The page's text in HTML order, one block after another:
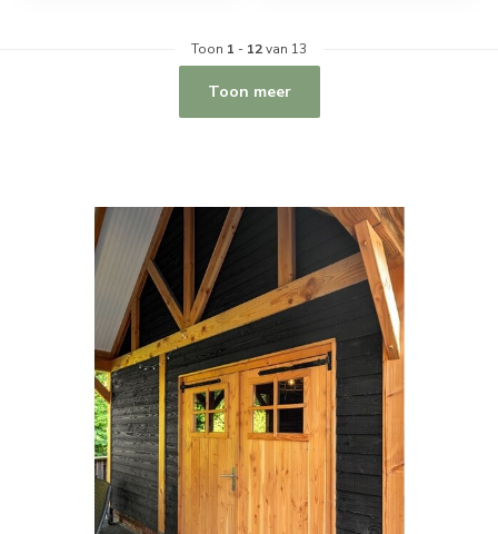
Toon 1 - 12van 13
Toon meer